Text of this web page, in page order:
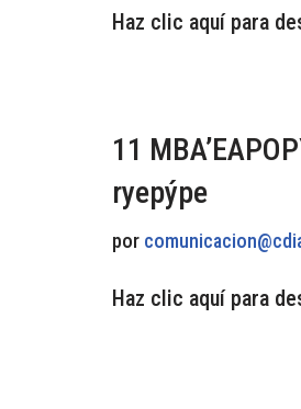
Haz clic aquí para
11
ryepýpe
por
Haz clic aquí para